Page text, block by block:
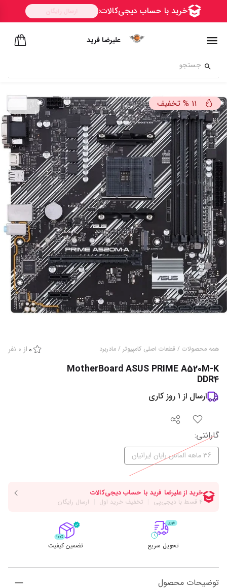
علیرضا فرید
ســــریع 11
% تخفیف
همه محصولات / قطعات اصلی کامپیوتر / مادربرد 0 از 0 نفر
MotherBoard ASUS PRIME A520M-K
DDR4
ارسال از 1 روز کاری
گارانتی:
36 ماهه الماس رایان ایرانیان
تحویل سریع تضمین کیفیت
توضیحات محصول